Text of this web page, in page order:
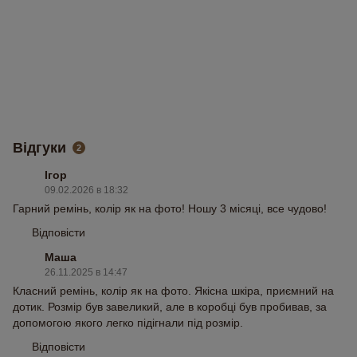
Відгуки 2
Ігор
09.02.2026 в 18:32
Гарний ремінь, колір як на фото! Ношу 3 місяці, все чудово!
Відповісти
Маша
26.11.2025 в 14:47
Класний ремінь, колір як на фото. Якісна шкіра, приємний на
дотик. Розмір був завеликий, але в коробці був пробивав, за
допомогою якого легко підігнали під розмір.
Відповісти